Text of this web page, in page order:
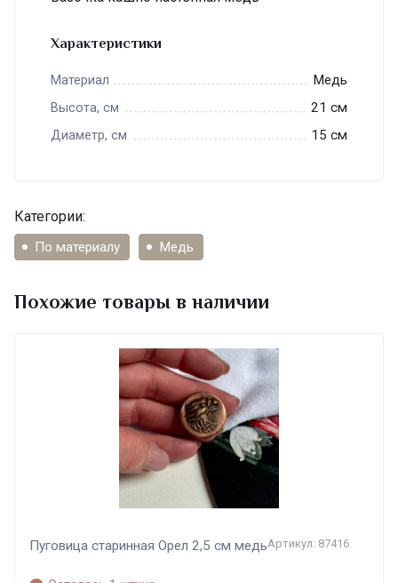
Характеристики
Материал Медь
Высота, см 21 см
Диаметр, см 15 см
Категории:
По материалу Медь
Похожие товары в наличии
Пуговица старинная Орел 2,5 см медьАртикул: 87416